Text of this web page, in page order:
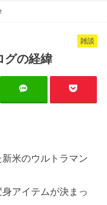
雑談
の経緯
米のウルトラマン
アイテムが決まっ